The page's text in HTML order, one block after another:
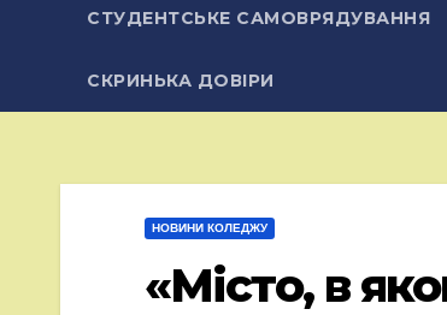
СТУДЕНТСЬКЕ САМОВРЯДУВАННЯ
СКРИНЬКА ДОВІРИ
НОВИНИ КОЛЕДЖУ
«Місто, в